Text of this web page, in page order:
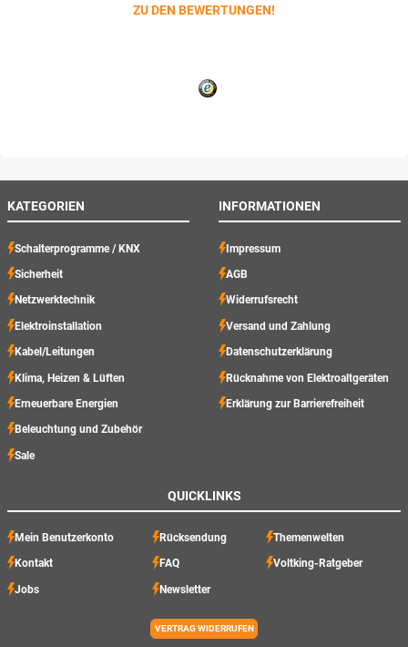
ZU DEN BEWERTUNGEN!
KATEGORIEN
Schalterprogramme / KNX
Sicherheit
Netzwerktechnik
Elektroinstallation
Kabel/Leitungen
Klima, Heizen & Lüften
Erneuerbare Energien
Beleuchtung und Zubehör
Sale
INFORMATIONEN
Impressum
AGB
Widerrufsrecht
Versand und Zahlung
Datenschutzerklärung
Rücknahme von Elektroaltgeräten
Erklärung zur Barrierefreiheit
QUICKLINKS
Mein Benutzerkonto Rücksendung Themenwelten
Kontakt FAQ Voltking-Ratgeber
Jobs Newsletter
VERTRAG WIDERRUFEN